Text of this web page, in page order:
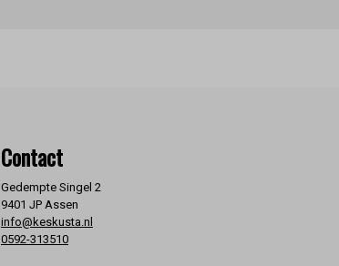
Contact
Gedempte Singel 2
9401 JP Assen
info@keskusta.nl
0592-313510